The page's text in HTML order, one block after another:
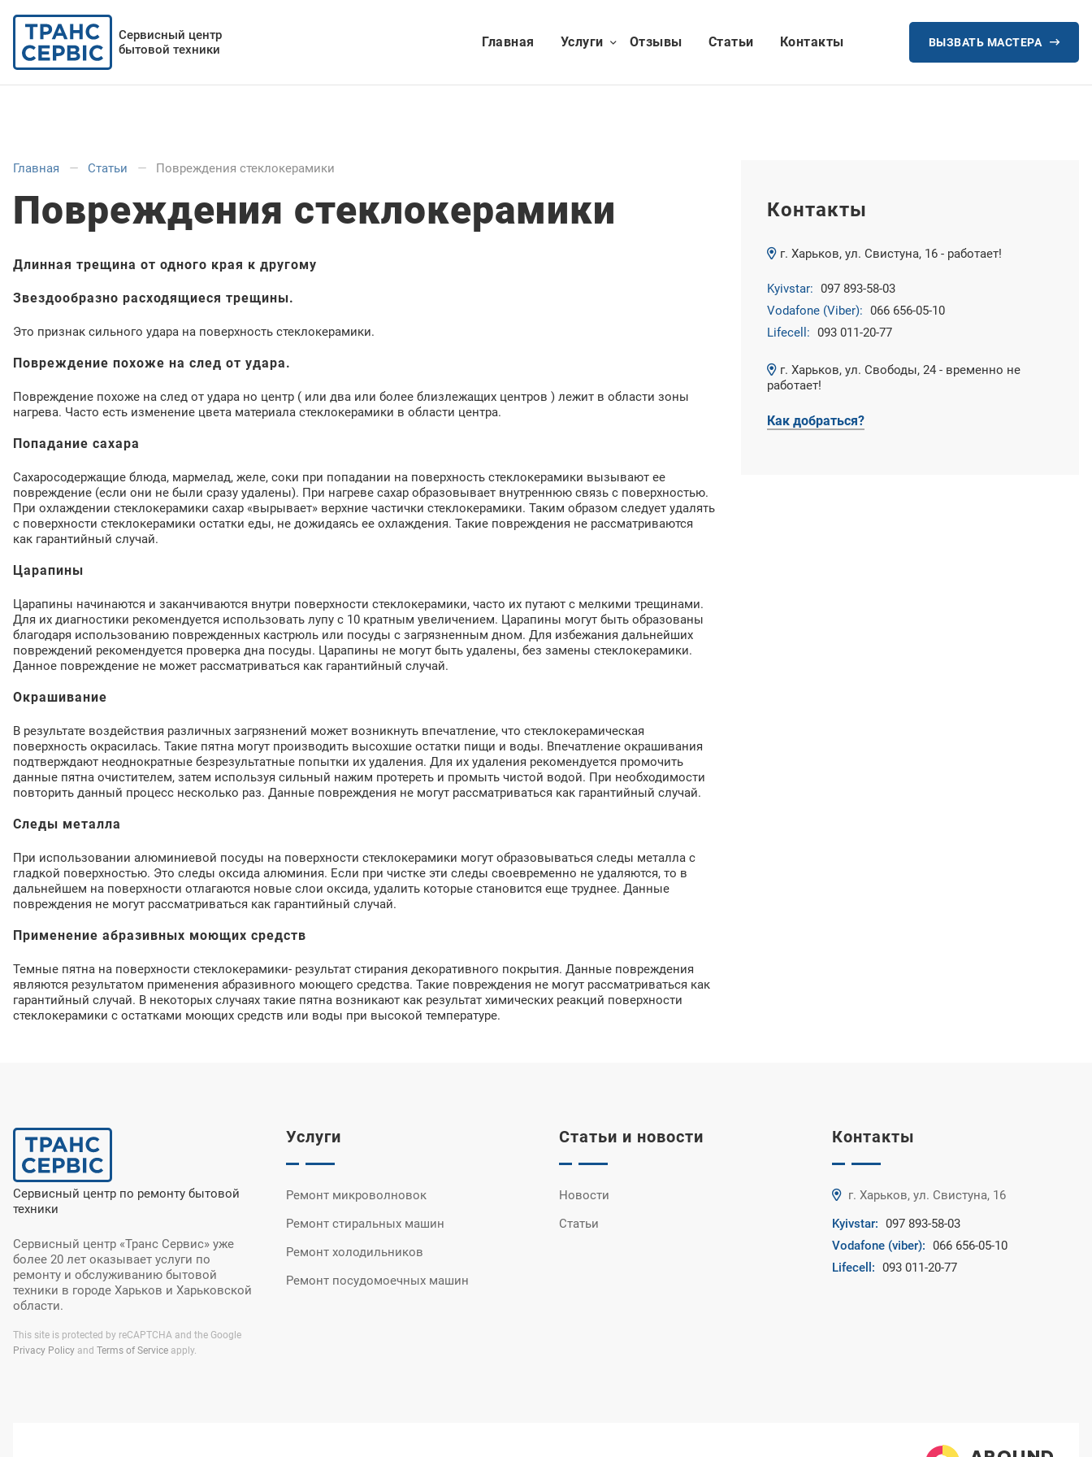
Сервисный центр
бытовой техники
Главная Услуги Отзывы Статьи Контакты ВЫЗВАТЬ МАСТЕРА
Главная Статьи Повреждения стеклокерамики
Повреждения стеклокерамики
Длинная трещина от одного края к другому
Звездообразно расходящиеся трещины.
Это признак сильного удара на поверхность стеклокерамики.
Повреждение похоже на след от удара.
Повреждение похоже на след от удара но центр ( или два или более близлежащих центров ) лежит в области зоны
нагрева. Часто есть изменение цвета материала стеклокерамики в области центра.
Попадание сахара
Сахаросодержащие блюда, мармелад, желе, соки при попадании на поверхность стеклокерамики вызывают ее
повреждение (если они не были сразу удалены). При нагреве сахар образовывает внутреннюю связь с поверхностью.
При охлаждении стеклокерамики сахар «вырывает» верхние частички стеклокерамики. Таким образом следует удалять
с поверхности стеклокерамики остатки еды, не дожидаясь ее охлаждения. Такие повреждения не рассматриваются
как гарантийный случай.
Царапины
Царапины начинаются и заканчиваются внутри поверхности стеклокерамики, часто их путают с мелкими трещинами.
Для их диагностики рекомендуется использовать лупу с 10 кратным увеличением. Царапины могут быть образованы
благодаря использованию поврежденных кастрюль или посуды с загрязненным дном. Для избежания дальнейших
повреждений рекомендуется проверка дна посуды. Царапины не могут быть удалены, без замены стеклокерамики.
Данное повреждение не может рассматриваться как гарантийный случай.
Окрашивание
В результате воздействия различных загрязнений может возникнуть впечатление, что стеклокерамическая
поверхность окрасилась. Такие пятна могут производить высохшие остатки пищи и воды. Впечатление окрашивания
подтверждают неоднократные безрезультатные попытки их удаления. Для их удаления рекомендуется промочить
данные пятна очистителем, затем используя сильный нажим протереть и промыть чистой водой. При необходимости
повторить данный процесс несколько раз. Данные повреждения не могут рассматриваться как гарантийный случай.
Следы металла
При использовании алюминиевой посуды на поверхности стеклокерамики могут образовываться следы металла с
гладкой поверхностью. Это следы оксида алюминия. Если при чистке эти следы своевременно не удаляются, то в
дальнейшем на поверхности отлагаются новые слои оксида, удалить которые становится еще труднее. Данные
повреждения не могут рассматриваться как гарантийный случай.
Применение абразивных моющих средств
Темные пятна на поверхности стеклокерамики- результат стирания декоративного покрытия. Данные повреждения
являются результатом применения абразивного моющего средства. Такие повреждения не могут рассматриваться как
гарантийный случай. В некоторых случаях такие пятна возникают как результат химических реакций поверхности
стеклокерамики с остатками моющих средств или воды при высокой температуре.
Контакты
г. Харьков, ул. Свистуна, 16 - работает!
Kyivstar: 097 893-58-03
Vodafone (Viber): 066 656-05-10
Lifecell: 093 011-20-77
г. Харьков, ул. Свободы, 24 - временно не
работает!
Как добраться?
Сервисный центр по ремонту бытовой
техники
Сервисный центр «Транс Сервис» уже
более 20 лет оказывает услуги по
ремонту и обслуживанию бытовой
техники в городе Харьков и Харьковской
области.
This site is protected by reCAPTCHA and the Google
Privacy Policy and Terms of Service apply.
Услуги
Ремонт микроволновок
Ремонт стиральных машин
Ремонт холодильников
Ремонт посудомоечных машин
Статьи и новости
Новости
Статьи
Контакты
г. Харьков, ул. Свистуна, 16
Kyivstar: 097 893-58-03
Vodafone (viber): 066 656-05-10
Lifecell: 093 011-20-77